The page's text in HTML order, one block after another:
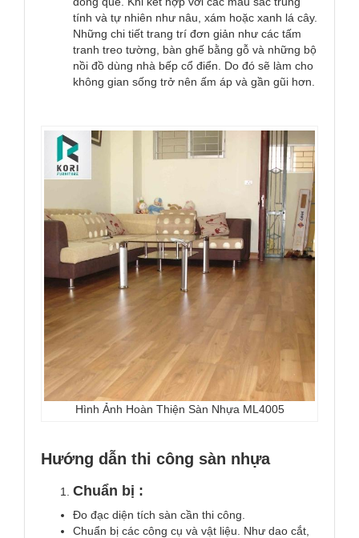
tính và tự nhiên như nâu, xám hoặc xanh lá cây.
Những chi tiết trang trí đơn giản như các tấm
tranh treo tường, bàn ghế bằng gỗ và những bộ
nồi đồ dùng nhà bếp cổ điển. Do đó sẽ làm cho
không gian sống trở nên ấm áp và gần gũi hơn.
Hình Ảnh Hoàn Thiện Sàn Nhựa ML4005
Hướng dẫn thi công sàn nhựa
Chuẩn bị :
Đo đạc diện tích sàn cần thi công.
Chuẩn bị các công cụ và vật liệu. Như dao cắt,